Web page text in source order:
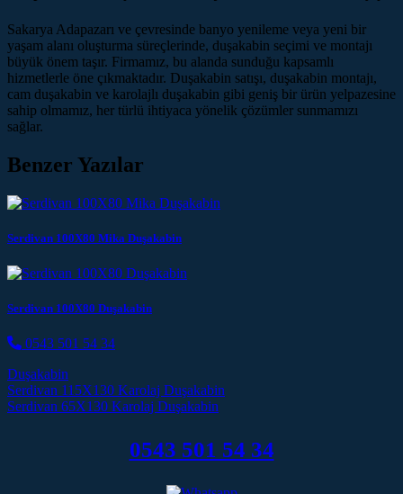
Sakarya Adapazarı ve çevresinde banyo yenileme veya yeni bir
yaşam alanı oluşturma süreçlerinde, duşakabin seçimi ve montajı
büyük önem taşır. Firmamız, bu alanda sunduğu kapsamlı
hizmetlerle öne çıkmaktadır. Duşakabin satışı, duşakabin montajı,
cam duşakabin ve karolajlı duşakabin gibi geniş bir ürün yelpazesine
sahip olmamız, her türlü ihtiyaca yönelik çözümler sunmamızı
sağlar.
Benzer Yazılar
Serdivan 100X80 Mika Duşakabin
Serdivan 100X80 Duşakabin
0543 501 54 34
Duşakabin
Post navigation
Serdivan 115X130 Karolaj Duşakabin
Serdivan 65X130 Karolaj Duşakabin
0543 501 54 34